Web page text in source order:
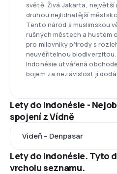
světě. Živá Jakarta, největší
druhou nejlidnatější
Tento národ s muslimskou
rušných městech a hustém
pro milovníky přírody s
neuvěřitelnou
Indonésie utvářená
bojem za nezávislost jí
Lety do Indonésie -
spojení z Vídně
Vídeň - Denpasar
Lety do Indonésie. Tyto
vrcholu seznamu.